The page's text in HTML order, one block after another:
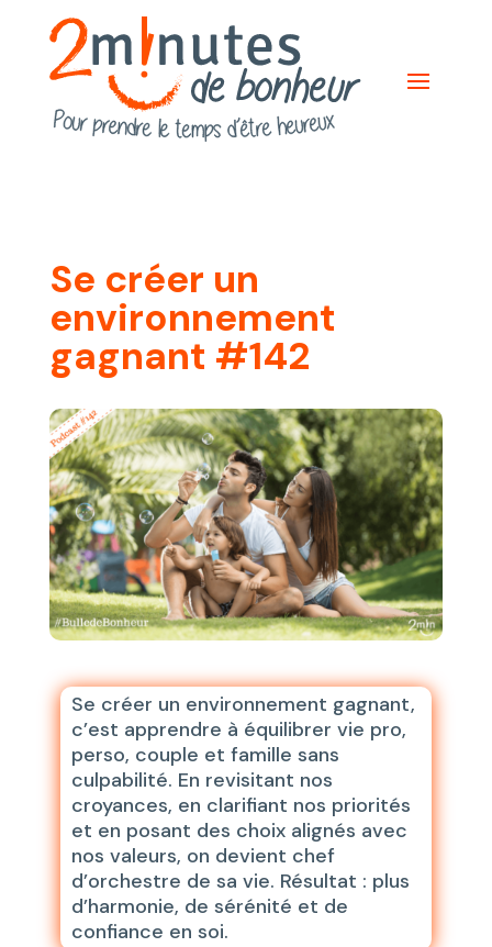
Se créer un
environnement
gagnant #142
Se créer un environnement gagnant,
c’est apprendre à équilibrer vie pro,
perso, couple et famille sans
culpabilité. En revisitant nos
croyances, en clarifiant nos priorités
et en posant des choix alignés avec
nos valeurs, on devient chef
d’orchestre de sa vie. Résultat : plus
d’harmonie, de sérénité et de
confiance en soi.